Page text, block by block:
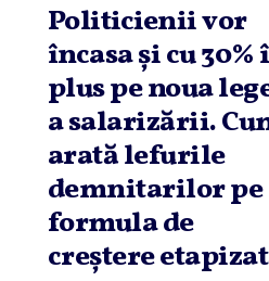
Politicienii vor
încasa şi cu 30%
plus pe noua
a salarizării.
arată lefurile
demnitarilor pe
formula de
creştere